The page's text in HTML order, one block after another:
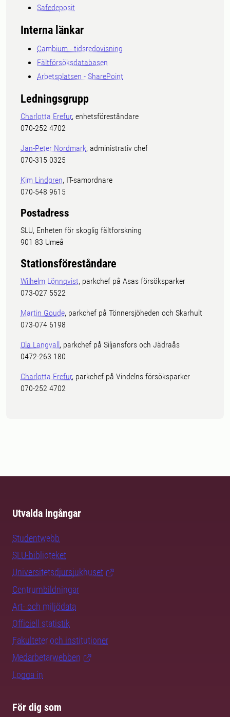
Safedeposit
Interna länkar
Cambium - tidsredovisning
Fältförsöksdatabasen
Arbetsplatsen - SharePoint
Ledningsgrupp
Charlotta Erefur, enhetsföreståndare
070-252 4702
Jan-Peter Nordmark, administrativ chef
070-315 0325
Kim Lindgren, IT-samordnare
070-548 9615
Postadress
SLU, Enheten för skoglig fältforskning
901 83 Umeå
Stationsföreståndare
Wilhelm Lönnqvist, parkchef på Asas försöksparker
073-027 5522
Martin Goude, parkchef på Tönnersjöheden och Skarhult
073-074 6198
Ola Langvall, parkchef på Siljansfors och Jädraås
0472-263 180
Charlotta Erefur, parkchef på Vindelns försöksparker
070-252 4702
Utvalda ingångar
Studentwebb
SLU-biblioteket
Universitetsdjursjukhuset
Centrumbildningar
Art- och miljödata
Officiell statistik
Fakulteter och institutioner
Medarbetarwebben
Logga in
För dig som